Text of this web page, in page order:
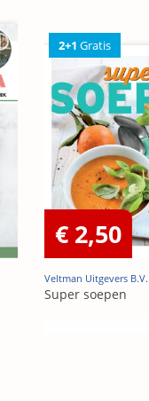
2+1 Gratis
€ 2,50
Veltman Uitgevers B.V.
Super soepen